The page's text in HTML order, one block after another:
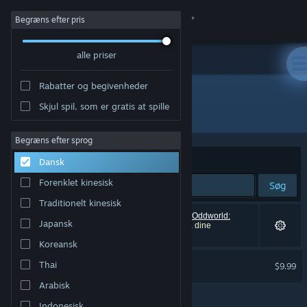
Log på
Om
Support
Skift sprog
Hent Steam-mobilappen
Vis desktop-webside
Begræns efter pris
alle priser
Rabatter og begivenheder
Skjul spil, som er gratis at spille
Begræns efter sprog
Dansk
Forenklet kinesisk
Traditionelt kinesisk
Japansk
Koreansk
Thai
Arabisk
"Oddworld: Abe's Oddysee"
Sorter efter Relevans
Søg
Oddworld:
Abe's Oddysee®
) er blevet udelukket baseret på dine
$9.99